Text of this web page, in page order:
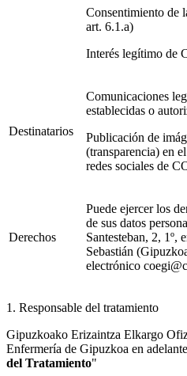
Consentimiento de
art. 6.1.a)
Interés legítimo de
Destinatarios
Comunicaciones
establecidas o
Publicación de
(transparencia) en
redes sociales de
Derechos
Puede ejercer los
de sus datos
Santesteban, 2, 1º,
Sebastián
electrónico
1. Responsable del tratamiento
Gipuzkoako Erizaintza Elkargo
Enfermería de Gipuzkoa en
del Tratamiento"